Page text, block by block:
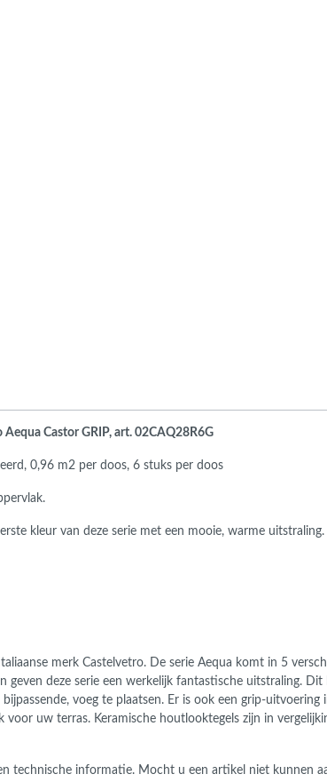
Castor GRIP, art. 02CAQ28R6G
0,96 m2 per doos, 6 stuks per doos
kleur van deze serie met een mooie, warme uitstraling.
merk Castelvetro. De serie Aequa komt in 5
geven deze serie een werkelijk fantastische uitstraling.
voeg te plaatsen. Er is ook een grip-
uw terras. Keramische houtlooktegels zijn in
technische informatie. Mocht u een artikel niet kunnen